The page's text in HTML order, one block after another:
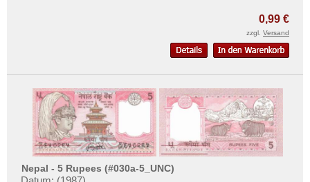
0,99 €
zzgl. Versand
Nepal - 5 Rupees (#030a-5_UNC)